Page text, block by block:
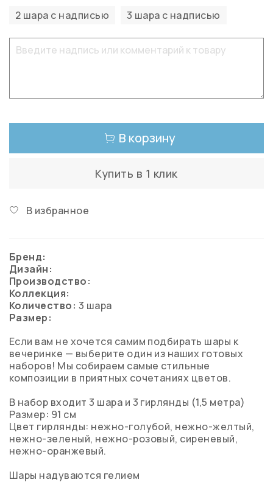
2 шара с надписью
3 шара с надписью
В корзину
Купить в 1 клик
В избранное
Бренд:
Дизайн:
Производство:
Коллекция:
Количество: 3 шара
Размер:
Если вам не хочется самим подбирать шары к
вечеринке — выберите один из наших готовых
наборов! Мы собираем самые стильные
композиции в приятных сочетаниях цветов.
В набор входит 3 шара и 3 гирлянды (1,5 метра)
Размер: 91 см
Цвет гирлянды: нежно-голубой, нежно-желтый,
нежно-зеленый, нежно-розовый, сиреневый,
нежно-оранжевый.
Шары надуваются гелием